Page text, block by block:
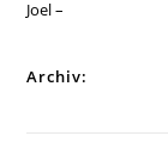
Archiv: